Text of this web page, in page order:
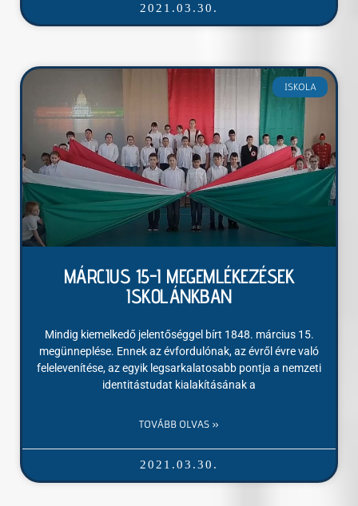
2021.03.30.
ISKOLA
MÁRCIUS 15-I MEGEMLÉKEZÉSEK
ISKOLÁNKBAN
Mindig kiemelkedő jelentőséggel bírt 1848. március 15.
megünneplése. Ennek az évfordulónak, az évről évre való
felelevenítése, az egyik legsarkalatosabb pontja a nemzeti
identitástudat kialakításának a
TOVÁBB OLVAS »
2021.03.30.